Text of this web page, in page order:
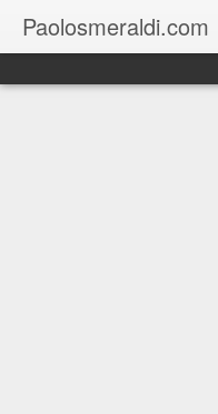
Paolosmeraldi.com